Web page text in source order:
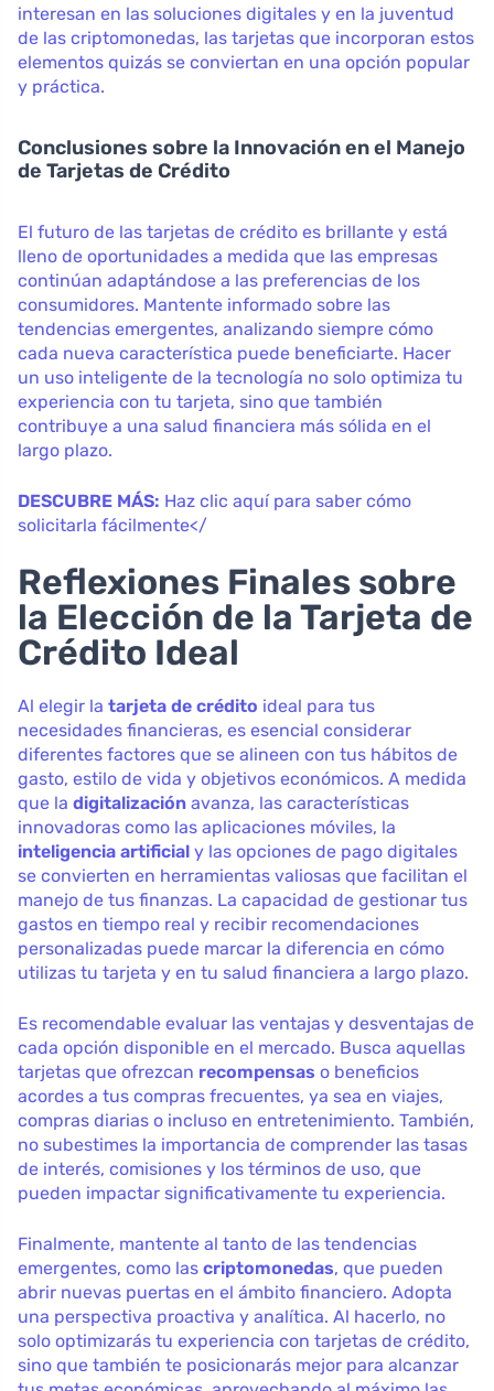
interesan en las soluciones digitales y en la juventud
de las criptomonedas, las tarjetas que incorporan estos
elementos quizás se conviertan en una opción popular
y práctica.
Conclusiones sobre la Innovación en el Manejo
de Tarjetas de Crédito
El futuro de las tarjetas de crédito es brillante y está
lleno de oportunidades a medida que las empresas
continúan adaptándose a las preferencias de los
consumidores. Mantente informado sobre las
tendencias emergentes, analizando siempre cómo
cada nueva característica puede beneficiarte. Hacer
un uso inteligente de la tecnología no solo optimiza tu
experiencia con tu tarjeta, sino que también
contribuye a una salud financiera más sólida en el
largo plazo.
DESCUBRE MÁS: Haz clic aquí para saber cómo
solicitarla fácilmente</
Reflexiones Finales sobre
la Elección de la Tarjeta de
Crédito Ideal
Al elegir la tarjeta de crédito ideal para tus
necesidades financieras, es esencial considerar
diferentes factores que se alineen con tus hábitos de
gasto, estilo de vida y objetivos económicos. A medida
que la digitalización avanza, las características
innovadoras como las aplicaciones móviles, la
inteligencia artificial y las opciones de pago digitales
se convierten en herramientas valiosas que facilitan el
manejo de tus finanzas. La capacidad de gestionar tus
gastos en tiempo real y recibir recomendaciones
personalizadas puede marcar la diferencia en cómo
utilizas tu tarjeta y en tu salud financiera a largo plazo.
Es recomendable evaluar las ventajas y desventajas de
cada opción disponible en el mercado. Busca aquellas
tarjetas que ofrezcan recompensas o beneficios
acordes a tus compras frecuentes, ya sea en viajes,
compras diarias o incluso en entretenimiento. También,
no subestimes la importancia de comprender las tasas
de interés, comisiones y los términos de uso, que
pueden impactar significativamente tu experiencia.
Finalmente, mantente al tanto de las tendencias
emergentes, como las criptomonedas, que pueden
abrir nuevas puertas en el ámbito financiero. Adopta
una perspectiva proactiva y analítica. Al hacerlo, no
solo optimizarás tu experiencia con tarjetas de crédito,
sino que también te posicionarás mejor para alcanzar